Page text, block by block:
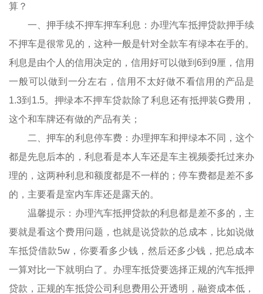
算？
一、押手续不押车押车利息：办理汽车抵押贷款押手续
不押车是很常见的，这种一般是针对全款车有绿本在手的。
利息是由个人的信用决定的，信用好可以做到6到9厘，信用
一般可以做到一分左右，信用不太好做不看信用的产品是
1.3到1.5。押绿本不押车贷款除了利息还有抵押装G费用，
这个和车牌还有做的产品有关；
二、押车的利息停车费：办理押车和押绿本不同，这个
都是先息后本的，利息看是本人车还是车主视频委托过来办
理的，这两种利息和额度都是不一样的；停车费都是差不多
的，主要看是室内车库还是露天的。
温馨提示：办理汽车抵押贷款的利息都是差不多的，主
要就是看这个费用问题，也就是说贷款的总成本，比如说做
车抵贷借款5w，你要看多少钱，然后还多少钱，把总成本
一算对比一下就明白了。办理车抵贷要选择正规的汽车抵押
贷款，正规的车抵贷公司利息费用公开透明，融资成本低，